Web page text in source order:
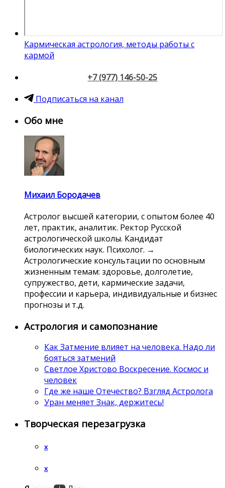
Кармическая астрология, методы работы с
кармой
+7 (977) 146-50-25
Подписаться на канал
Обо мне
Михаил Бородачев
Астролог высшей категории, с опытом более 40
лет, практик, аналитик. Ректор Русской
астрологической школы. Кандидат
биологических наук. Психолог. →
Астрологические консультации по основным
жизненным темам: здоровье, долголетие,
супружество, дети, кармические задачи,
профессии и карьера, индивидуальные и бизнес
прогнозы и т.д.
Астрология и самопознание
Как Затмение влияет на человека. Надо ли
бояться затмений
Светлое Христово Воскресение. Космос и
человек
Где же наше Отечество? Взгляд Астролога
Уран меняет Знак, держитесь!
Творческая перезагрузка
x
x